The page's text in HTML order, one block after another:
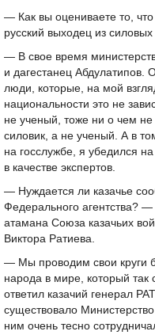
— Как вы оцениваете то, что
русский выходец из силовых
— В свое время
и дагестанец
люди, которые, на мой
национальности это не
не ученый, тоже ни о чем не
силовик, а не ученый. А в
на госслужбе, я убедился
в качестве экспертов.
— Нуждается ли казачье
Федерального агентства?
атамана Союза казачьих
Виктора Ратиева.
— Мы проводим свои круги
народа в мире, который так
ответил казачий генерал
существовало
ним очень тесно